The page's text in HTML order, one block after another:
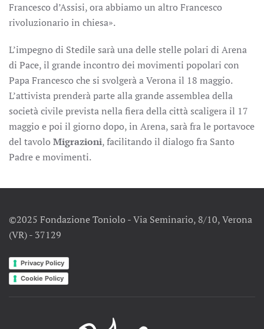
Francesco d’Assisi, ora abbiamo un altro Francesco
rivoluzionario in chiesa».
L’impegno di Stedile sarà una delle stelle polari di Arena
di Pace, il grande incontro dei movimenti popolari con
Papa Francesco che si svolgerà a Verona il 18 maggio.
L’attivista prenderà parte alla grande assemblea della
società civile prevista nella fiera della città scaligera il 17
maggio e poi il giorno dopo, in Arena, sarà fra le portavoce
del tavolo Migrazioni, facilitando il dialogo fra Santo
Padre e movimenti.
©2025 Fondazione Toniolo - Via Seminario, 8/10, Verona
(VR) - 37129
Privacy Policy
Cookie Policy